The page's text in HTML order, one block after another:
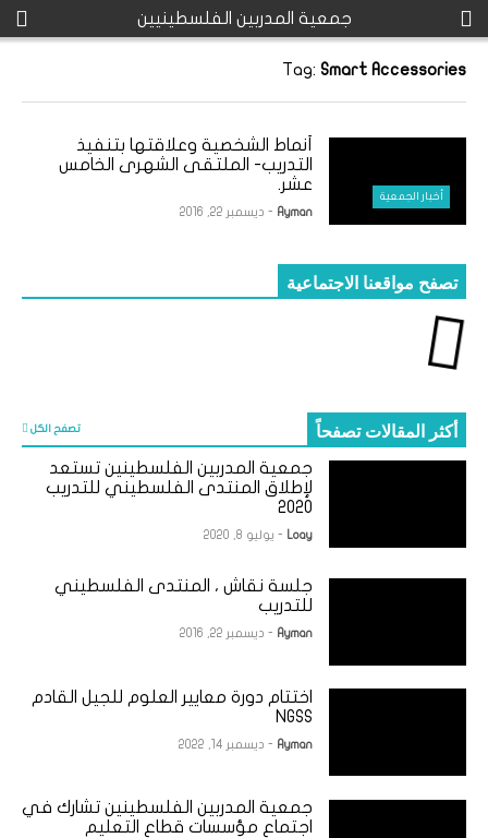
جمعية المدربين الفلسطينيين
Tag: Smart Accessories
أخبار الجمعية
‎أنماط الشخصية وعلاقتها بتنفيذ
التدريب- الملتقى الشهرى الخامس
عشر‎.
Ayman - ديسمبر 22, 2016
تصفح مواقعنا الاجتماعية
أكثر المقالات تصفحاً تصفح الكل
جمعية المدربين الفلسطينين تستعد
لإطلاق المنتدى الفلسطيني للتدريب
2020
Loay - يوليو 8, 2020
جلسة نقاش ، المنتدى الفلسطيني
للتدريب
Ayman - ديسمبر 22, 2016
اختتام دورة معايير العلوم للجيل القادم
NGSS
Ayman - ديسمبر 14, 2022
جمعية المدربين الفلسطينين تشارك في
اجتماع مؤسسات قطاع التعليم